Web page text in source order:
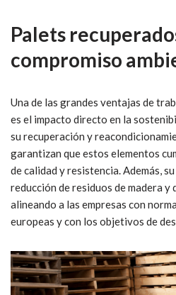
Palets
compromiso
Una de las grandes ventajas de
es el impacto directo en la
su recuperación y
garantizan que estos elementos
de calidad y resistencia. Además,
reducción de residuos de madera y
alineando a las empresas con
europeas y con los objetivos de